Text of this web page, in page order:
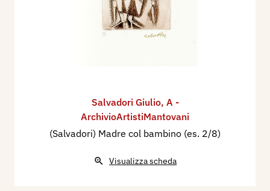
Salvadori Giulio, A -
ArchivioArtistiMantovani
(Salvadori) Madre col bambino (es. 2/8)
Visualizza scheda